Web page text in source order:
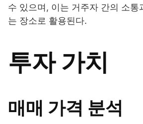
수 있으며, 이는 거주자 간의 소통
는 장소로 활용된다.
투자 가치
매매 가격 분석